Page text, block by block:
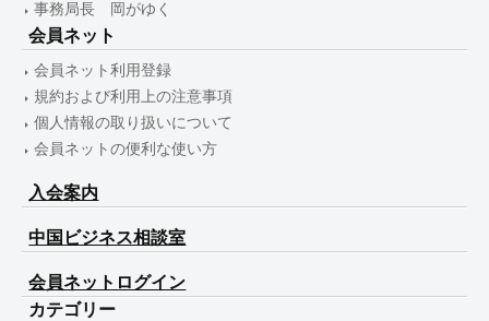
事務局長 岡がゆく
会員ネット
会員ネット利用登録
規約および利用上の注意事項
個人情報の取り扱いについて
会員ネットの便利な使い方
入会案内
中国ビジネス相談室
会員ネットログイン
カテゴリー